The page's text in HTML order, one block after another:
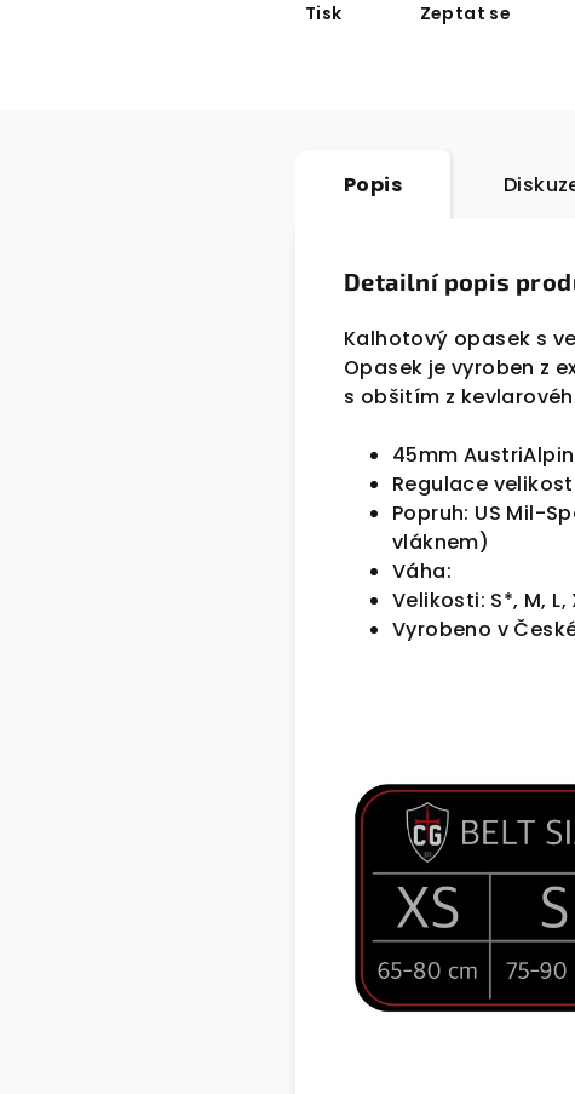
Tisk Zeptat se
Popis
Detailní popis
Kalhotový opasek s
Opasek je vyroben z
s obšitím z
45mm
Regulace
Popruh: US Mil-
vláknem)
Váha:
Velikosti: S*, M,
Vyrobeno v